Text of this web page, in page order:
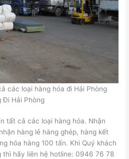
các loại hàng hóa đi Hải Phòng
Đi Hải Phòng
tất cả các loại hàng hóa. Nhận
hàng lẻ hàng ghép, hàng kết
hóa hàng 100 tấn. Khi Quý khách
thì hãy liên hệ hotline: 0946 76 78